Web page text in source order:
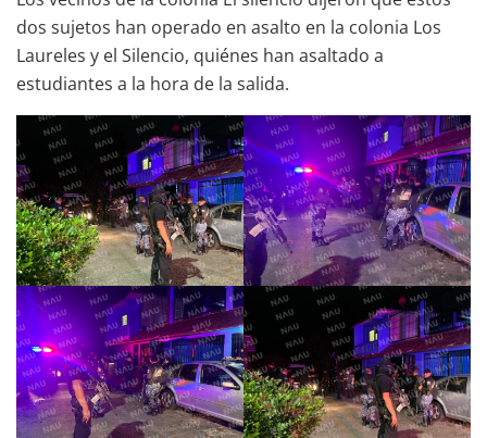
dos sujetos han operado en asalto en la colonia Los
Laureles y el Silencio, quiénes han asaltado a
estudiantes a la hora de la salida.